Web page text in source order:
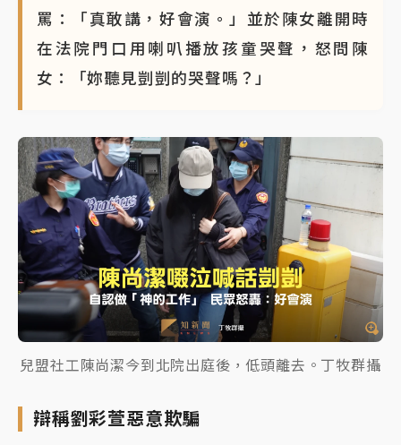
罵：「真敢講，好會演。」並於陳女離開時
在法院門口用喇叭播放孩童哭聲，怒問陳
女：「妳聽見剴剴的哭聲嗎？」
兒盟社工陳尚潔今到北院出庭後，低頭離去。丁牧群攝
辯稱劉彩萱惡意欺騙